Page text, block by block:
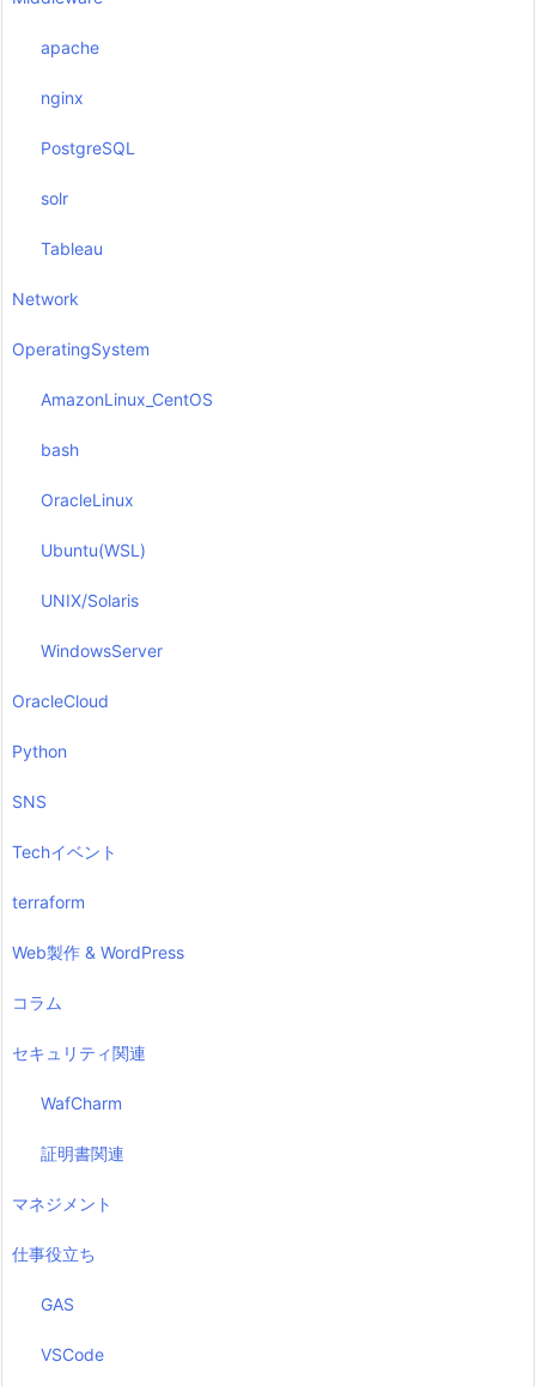
apache
nginx
PostgreSQL
solr
Tableau
Network
OperatingSystem
AmazonLinux_CentOS
bash
OracleLinux
Ubuntu(WSL)
UNIX/Solaris
WindowsServer
OracleCloud
Python
SNS
Techイベント
terraform
Web製作 & WordPress
コラム
セキュリティ関連
WafCharm
証明書関連
マネジメント
仕事役立ち
GAS
VSCode